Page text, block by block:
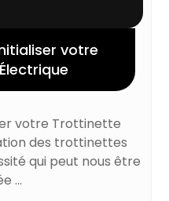
votre
votre Trottinette
des trottinettes
qui peut nous être
...